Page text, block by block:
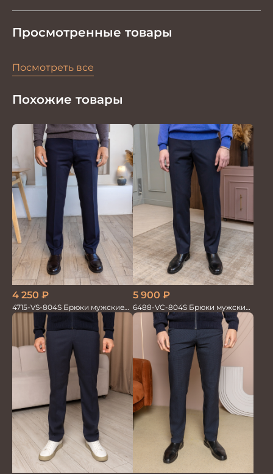
Просмотренные товары
Посмотреть все
Похожие товары
4 250 ₽
4715-VS-804S Брюки мужские
т.син однотонный
5 900 ₽
6488-VC-804S Брюки мужские
т.синие однотон.